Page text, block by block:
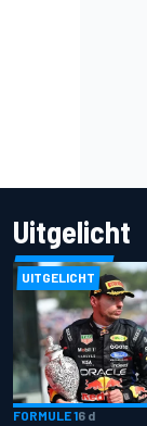
Uitgelicht
UITGELICHT
FORMULE 16 d